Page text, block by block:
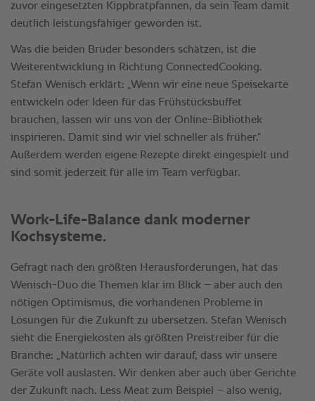
zuvor eingesetzten Kippbratpfannen, da sein Team damit
deutlich leistungsfähiger geworden ist.
Was die beiden Brüder besonders schätzen, ist die
Weiterentwicklung in Richtung ConnectedCooking.
Stefan Wenisch erklärt: „Wenn wir eine neue Speisekarte
entwickeln oder Ideen für das Frühstücksbuffet
brauchen, lassen wir uns von der Online-Bibliothek
inspirieren. Damit sind wir viel schneller als früher.“
Außerdem werden eigene Rezepte direkt eingespielt und
sind somit jederzeit für alle im Team verfügbar.